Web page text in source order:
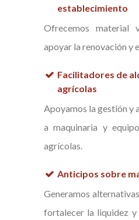
establecimiento
Ofrecemos material
apoyar la renovación y
Facilitadores de
agrícolas
Apoyamos la gestión y
a maquinaria y
agrícolas.
Anticipos sobre
Generamos
fortalecer la liquidez